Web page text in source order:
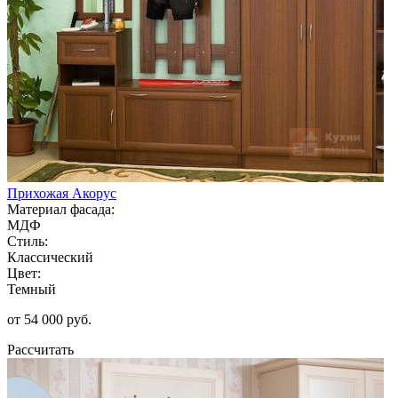
Прихожая Акорус
Материал фасада:
МДФ
Стиль:
Классический
Цвет:
Темный
от 54 000 руб.
Рассчитать